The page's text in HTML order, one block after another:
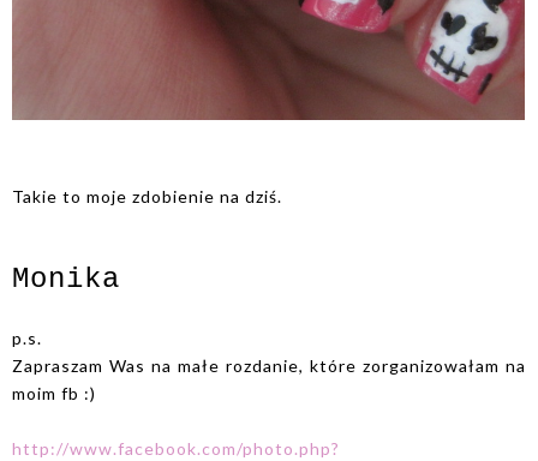
Takie to moje zdobienie na dziś.
Monika
p.s.
Zapraszam Was na małe rozdanie, które zorganizowałam na
moim fb :)
http://www.facebook.com/photo.php?